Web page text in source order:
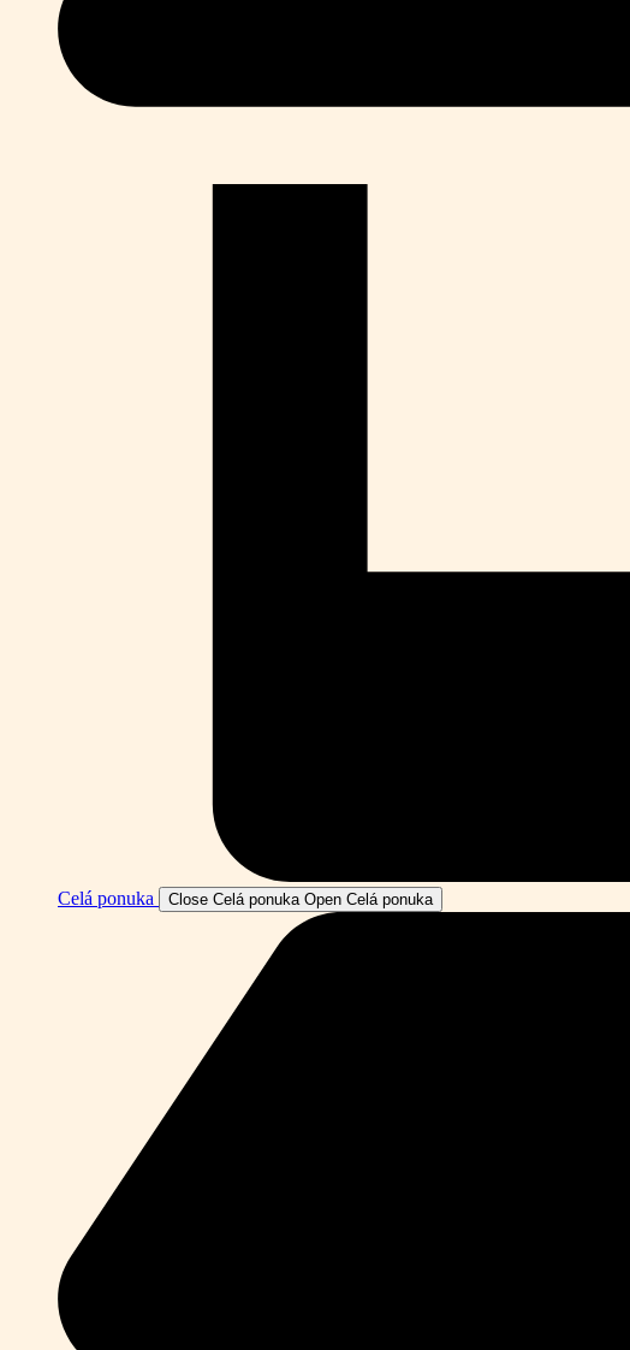
Celá ponuka Close Celá ponuka Open Celá ponuka